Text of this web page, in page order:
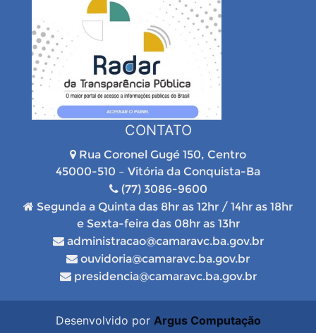
CONTATO
Rua Coronel Gugé 150, Centro
45000-510 – Vitória da Conquista-Ba
(77) 3086-9600
Segunda a Quinta das 8hr as 12hr / 14hr as 18hr
e Sexta-feira das 08hr as 13hr
administracao@camaravc.ba.gov.br
ouvidoria@camaravc.ba.gov.br
presidencia@camaravc.ba.gov.br
Desenvolvido por Argus Computação